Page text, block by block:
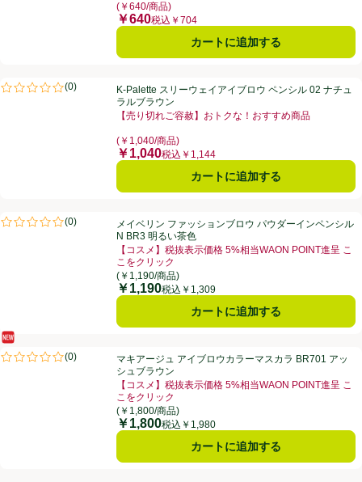
(￥640/商品)
価格
￥640税込￥704
カートに追加する
K-Palette スリーウェイアイブロウ ペンシル 02 ナチュラルブラウン
(0)
評価は0件のレビューで5点中0.0点。K-Palette スリーウェイアイブロウ ペンシル 02 ナチュ
ラルブラウン
【売り切れご容赦】おトクな！おすすめ商品
(￥1,040/商品)
価格
￥1,040税込￥1,144
カートに追加する
メイベリン ファッションブロウ パウダーインペンシルN BR3 明るい茶
(0)
評価は0件のレビューで5点中0.0点。メイベリン ファッションブロウ パウダーインペンシル
N BR3 明るい茶色
【コスメ】税抜表示価格 5%相当WAON POINT進呈 こ
こをクリック
お買い得品名：【コスメ】税抜表示価格 5%相当
(￥1,190/商品)
価格
￥1,190税込￥1,309
カートに追加する
マキアージュ アイブロウカラーマスカラ BR701 アッシュブラウン
新商品
(0)
評価は0件のレビューで5点中0.0点。マキアージュ アイブロウカラーマスカラ BR701 アッ
シュブラウン
【コスメ】税抜表示価格 5%相当WAON POINT進呈 こ
こをクリック
お買い得品名：【コスメ】税抜表示価格 5%相当
(￥1,800/商品)
価格
￥1,800税込￥1,980
カートに追加する